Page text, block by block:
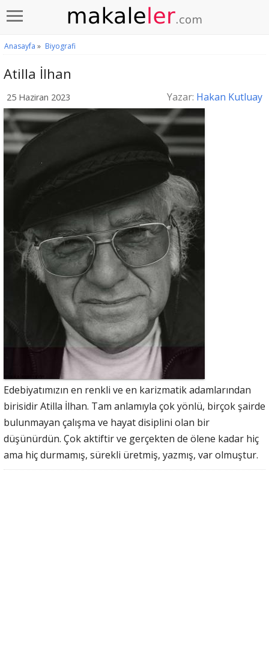
Anasayfa » Biyografi
Atilla İlhan
25 Haziran 2023 Yazar: Hakan Kutluay
Edebiyatımızın en renkli ve en karizmatik adamlarından
birisidir Atilla İlhan. Tam anlamıyla çok yönlü, birçok şairde
bulunmayan çalışma ve hayat disiplini olan bir
düşünürdün. Çok aktiftir ve gerçekten de ölene kadar hiç
ama hiç durmamış, sürekli üretmiş, yazmış, var olmuştur.